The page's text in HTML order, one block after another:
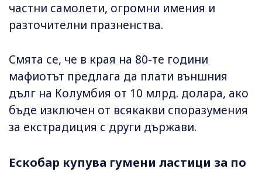
частни самолети, огромни имения и
разточителни празненства.
Смята се, че в края на 80-те години
мафиотът предлага да плати външния
дълг на Колумбия от 10 млрд. долара, ако
бъде изключен от всякакви споразумения
за екстрадиция с други държави.
Ескобар купува гумени ластици за по